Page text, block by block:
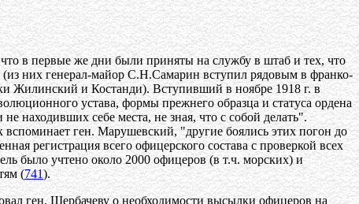
в первые же дни были приняты на службу в штаб и тех, что
(из них генерал-майор С.Н.Самарин вступил рядовым в франко-
Жилинский и Костанди). Вступивший в ноябре 1918 г. в
устава, формы прежнего образца и статуса ордена
находивших себе места, не зная, что с собой делать".
вспоминает ген. Марушевский, "другие боялись этих погон до
регистрация всего офицерского состава с проверкой всех
было учтено около 2000 офицеров (в т.ч. морских) и
(741).
ген. Щербачеву о необходимости высылки офицеров на